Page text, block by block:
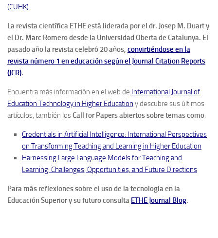
(CUHK).
La revista científica ETHE está liderada por el dr. Josep M. Duart y
el Dr. Marc Romero desde la Universidad Oberta de Catalunya. El
pasado año la revista celebró 20 años, convirtiéndose en la
revista número 1 en educación según el Journal Citation Reports
(JCR).
Encuentra más información en el web de International Journal of
Education Technology in Higher Education y descubre sus últimos
artículos, también losCall for Papers abiertos sobre temas como:
Credentials in Artificial Intelligence: International Perspectives
on Transforming Teaching and Learning in Higher Education
Harnessing Large Language Models for Teaching and
Learning: Challenges, Opportunities, and Future Directions
Para más reflexiones sobre el uso de la tecnologia en la
Educación Superior y su futuro consulta ETHE Journal Blog.